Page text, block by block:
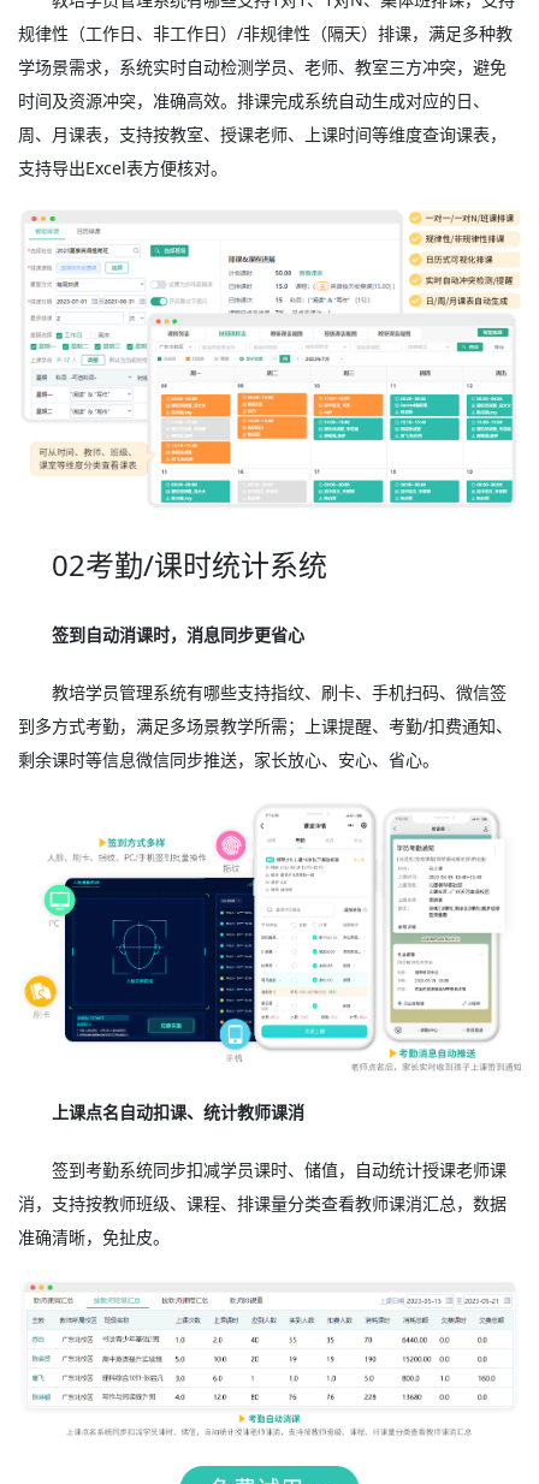
规律性（工作日、非工作日）/非规律性（隔天）排课，满足多种教
学场景需求，系统实时自动检测学员、老师、教室三方冲突，避免
时间及资源冲突，准确高效。排课完成系统自动生成对应的日、
周、月课表，支持按教室、授课老师、上课时间等维度查询课表，
支持导出Excel表方便核对。
02考勤/课时统计系统
签到自动消课时，消息同步更省心
教培学员管理系统有哪些支持指纹、刷卡、手机扫码、微信签
到多方式考勤，满足多场景教学所需；上课提醒、考勤/扣费通知、
剩余课时等信息微信同步推送，家长放心、安心、省心。
上课点名自动扣课、统计教师课消
签到考勤系统同步扣减学员课时、储值，自动统计授课老师课
消，支持按教师班级、课程、排课量分类查看教师课消汇总，数据
准确清晰，免扯皮。